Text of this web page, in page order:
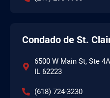
Condado de St.
6500 W Main St, Ste
IL 62223
(618) 724-3230